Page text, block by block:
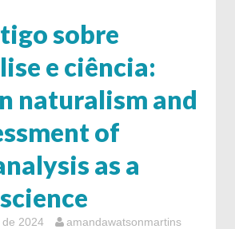
sobre
e ciência:
naturalism and
of
as a
2024
amandawatsonmartins